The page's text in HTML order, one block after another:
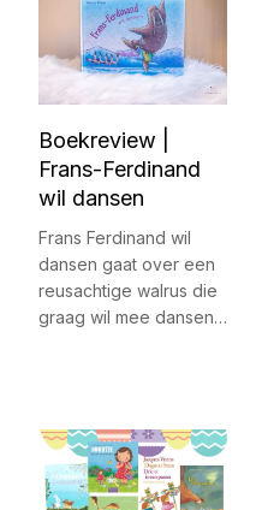
Boekreview |
Frans-Ferdinand
wil dansen
Frans Ferdinand wil
dansen gaat over een
reusachtige walrus die
graag wil mee dansen…